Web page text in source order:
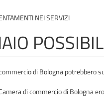
NEI SERVIZI
di Bologna potrebbero
di commercio di Bologna